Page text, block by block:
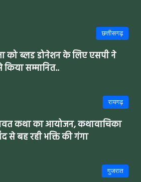
छत्तीसगढ़
ब्लड डोनेशन के लिए एसपी ने
सम्मानित..
रायगढ़
कथा का आयोजन, कथावाचिका
से बह रही भक्ति की गंगा
गुजरात